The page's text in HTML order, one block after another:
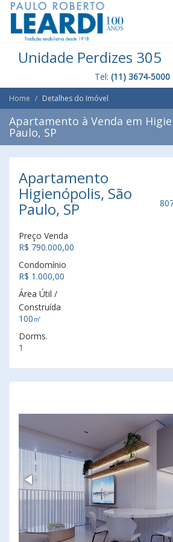
Unidade Perdizes 305
Tel: (11) 3674-5000
Home Detalhes do Imóvel
Apartamento à Venda em
Paulo, SP
Apartamento
Higienópolis, São
Paulo, SP
Preço Venda
R$ 790.000,00
Condomínio
R$ 1.000,00
Área Útil /
Construída
100㎡
Dorms.
1